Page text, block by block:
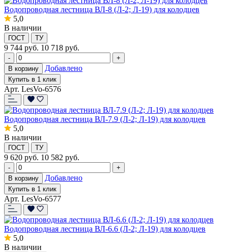
Водопроводная лестница ВЛ-8 (Л-2; Л-19) для колодцев
5,0
В наличии
ГОСТ ТУ
9 744 руб. 10 718 руб.
-
+
В корзину
Добавлено
Купить в 1 клик
Арт. LesVo-6576
Водопроводная лестница ВЛ-7.9 (Л-2; Л-19) для колодцев
5,0
В наличии
ГОСТ ТУ
9 620 руб. 10 582 руб.
-
+
В корзину
Добавлено
Купить в 1 клик
Арт. LesVo-6577
Водопроводная лестница ВЛ-6.6 (Л-2; Л-19) для колодцев
5,0
В наличии